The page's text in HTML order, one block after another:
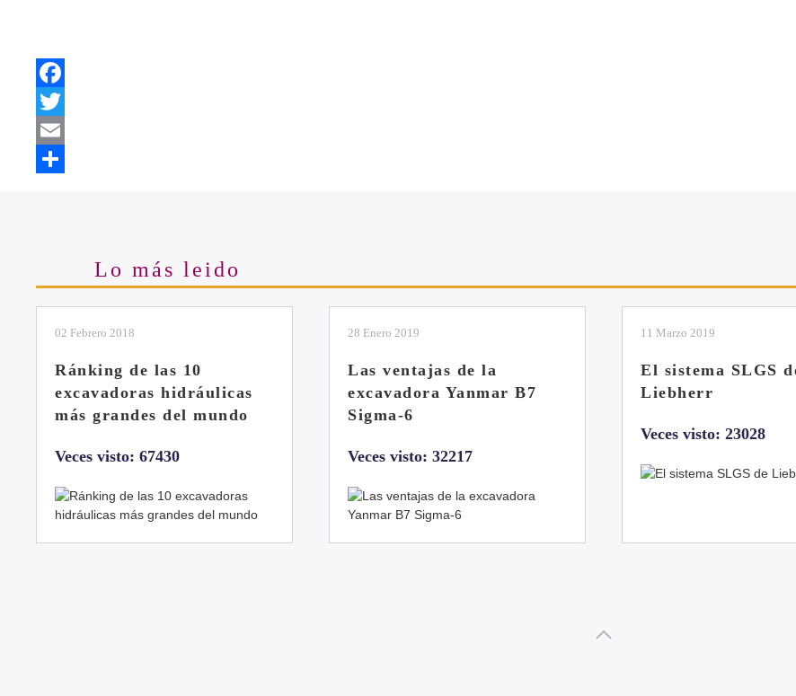
Facebook
Twitter
Email
Lo más leido
28 Enero 2019
Las ventajas de la
excavadora Yanmar B7
Sigma-6
Veces visto: 32217
11 Marzo 2019
El sistema SLGS de
Liebherr
04 Marzo 2019
Dos nuevas grúas
abatibles de 18 y 24